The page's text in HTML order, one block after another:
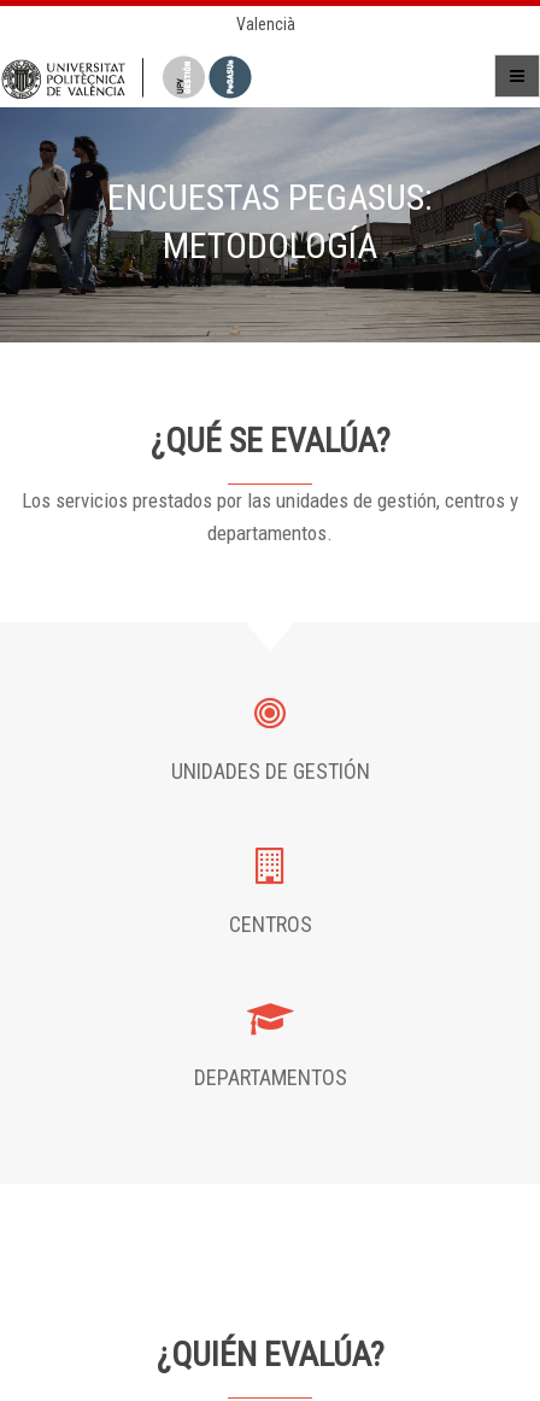
Valencià
ENCUESTAS PEGASUS:
METODOLOGÍA
¿QUÉ SE EVALÚA?
Los servicios prestados por las unidades de gestión, centros y
departamentos.
UNIDADES DE GESTIÓN
CENTROS
DEPARTAMENTOS
¿QUIÉN EVALÚA?